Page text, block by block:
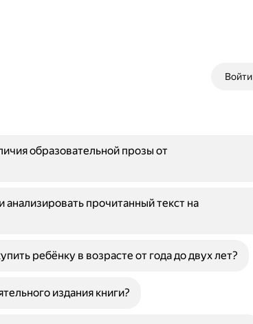
Войти
образовательной прозы от
прочитанный текст на
ребёнку в возрасте от года до двух лет?
издания книги?